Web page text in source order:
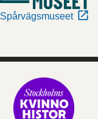
Spårvägsmuseet